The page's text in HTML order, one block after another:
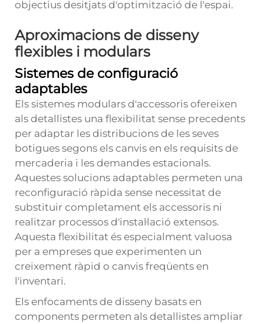
objectius desitjats d'optimització de l'espai.
Aproximacions de disseny
flexibles i modulars
Sistemes de configuració
adaptables
Els sistemes modulars d'accessoris ofereixen
als detallistes una flexibilitat sense precedents
per adaptar les distribucions de les seves
botigues segons els canvis en els requisits de
mercaderia i les demandes estacionals.
Aquestes solucions adaptables permeten una
reconfiguració ràpida sense necessitat de
substituir completament els accessoris ni
realitzar processos d'instal·lació extensos.
Aquesta flexibilitat és especialment valuosa
per a empreses que experimenten un
creixement ràpid o canvis freqüents en
l'inventari.
Els enfocaments de disseny basats en
components permeten als detallistes ampliar